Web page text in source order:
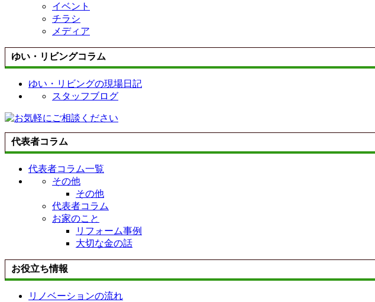
イベント
チラシ
メディア
ゆい・リビングコラム
ゆい・リビングの現場日記
スタッフブログ
代表者コラム
代表者コラム一覧
その他
その他
代表者コラム
お家のこと
リフォーム事例
大切な金の話
お役立ち情報
リノベーションの流れ